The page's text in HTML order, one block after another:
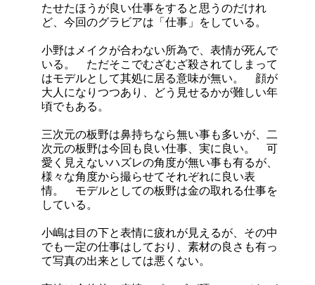
たせたほうが良い仕事をすると思うのだけれ
ど、今回のグラビアは「仕事」をしている。
小野はメイクが合わない所為で、表情が死んで
いる。 ただそこでむざむざ殺されてしまって
はモデルとして其処に居る意味が無い。 顔が
大人になりつつあり、どう見せるかが難しい年
頃でもある。
三次元の板野は鼻持ちなら無い事も多いが、二
次元の板野は今回も良い仕事、実に良い。 可
愛く見えないハズレの角度が無い事も有るが、
様々な角度から撮らせてそれぞれに良い表
情。 モデルとしての板野は金の取れる仕事を
している。
小嶋は目の下と表情に疲れが見えるが、その中
でも一定の仕事はしており、素材の良さも有っ
て写真の出来としては悪くない。